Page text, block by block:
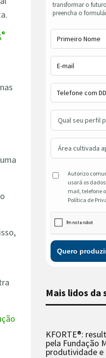
®
transformar o
preencha o
Autorizo
usará os
mail, telefone
Política de
Mais lidos da
KFORTE®:
pela Fundação
produtividade e